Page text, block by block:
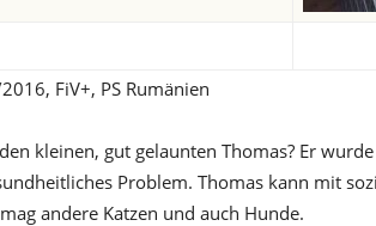
FiV+, PS Rumänien
kleinen, gut gelaunten Thomas? Er
Problem. Thomas kann mit
andere Katzen und auch Hunde.